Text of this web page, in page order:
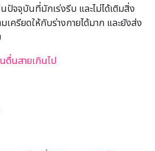
จจุบันที่มักเร่งรีบ และไม่ได้เติมสิ่ง
เครียดให้กับร่างกายได้มาก และยังส่ง
ตื่นสายเกินไป